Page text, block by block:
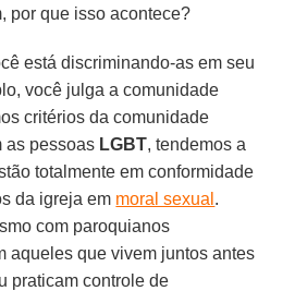
por que isso acontece?
está discriminando-as em seu
você julga a comunidade
critérios da comunidade
as pessoas LGBT, tendemos a
totalmente em conformidade
da igreja em moral sexual .
com paroquianos
aqueles que vivem juntos antes
praticam controle de